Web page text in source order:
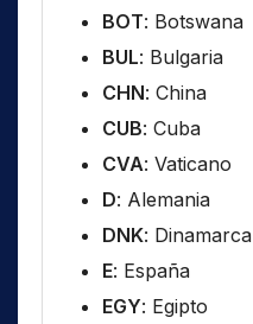
BOT: Botswana
BUL: Bulgaria
CHN: China
CUB: Cuba
CVA: Vaticano
D: Alemania
DNK: Dinamarca
E: España
EGY: Egipto